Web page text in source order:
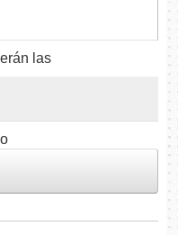
las